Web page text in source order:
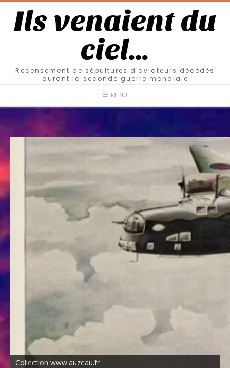
Ils venaient du
ciel…
Recensement de sépultures d'aviateurs décédés
durant la seconde guerre mondiale
MENU
Collection www.auzeau.fr